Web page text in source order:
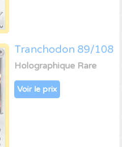
Tranchodon 89/108
Holographique Rare
Voir le prix